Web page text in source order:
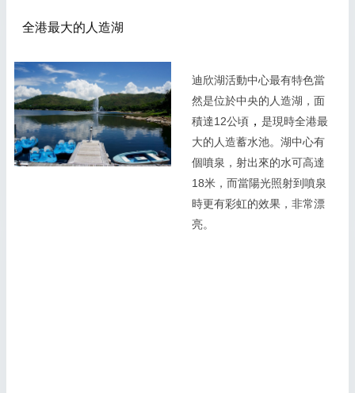
全港最大的人造湖
迪欣湖活動中心最有特色當
然是位於中央的人造湖，面
積達12公頃 ，是現時全港最
大的人造蓄水池。湖中心有
個噴泉，射出來的水可高達
18米，而當陽光照射到噴泉
時更有彩虹的效果，非常漂
亮。